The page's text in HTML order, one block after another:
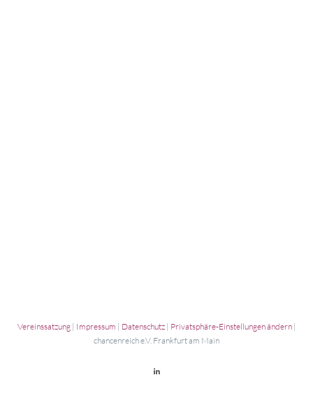
Vereinssatzung| Impressum | Datenschutz| Privatsphäre-Einstellungen ändern|
chancenreich e.V. Frankfurt am Main